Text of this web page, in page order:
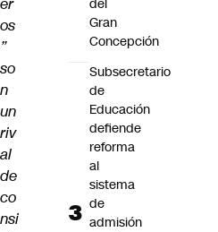
os
”
so
n
un
riv
al
de
co
nsi
del
Gran
Concepción
Subsecretario
de
Educación
defiende
reforma
al
sistema
de
admisión